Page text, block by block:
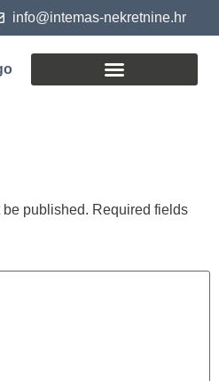
info@intemas-nekretnine.hr
published. Required fields